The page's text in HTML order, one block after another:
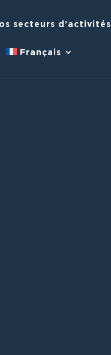
secteurs d’activités
Français